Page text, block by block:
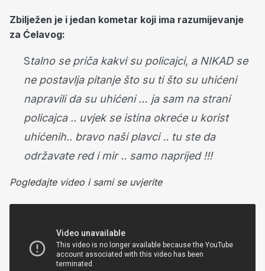
Zbilježen je i jedan kometar koji ima razumijevanje
za Ćelavog:
Stalno se priča kakvi su policajci, a NIKAD se
ne postavlja pitanje što su ti što su uhićeni
napravili da su uhićeni … ja sam na strani
policajca .. uvjek se istina okreće u korist
uhićenih.. bravo naši plavci .. tu ste da
održavate red i mir .. samo naprijed !!!
Pogledajte video i sami se uvjerite